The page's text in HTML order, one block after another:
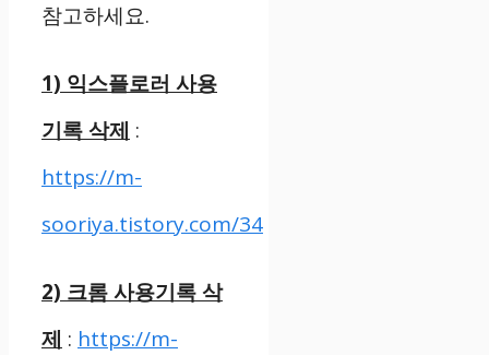
참고하세요.
1) 익스플로러 사용
기록 삭제 :
https://m-
sooriya.tistory.com/34
2) 크롬 사용기록 삭
제 : https://m-